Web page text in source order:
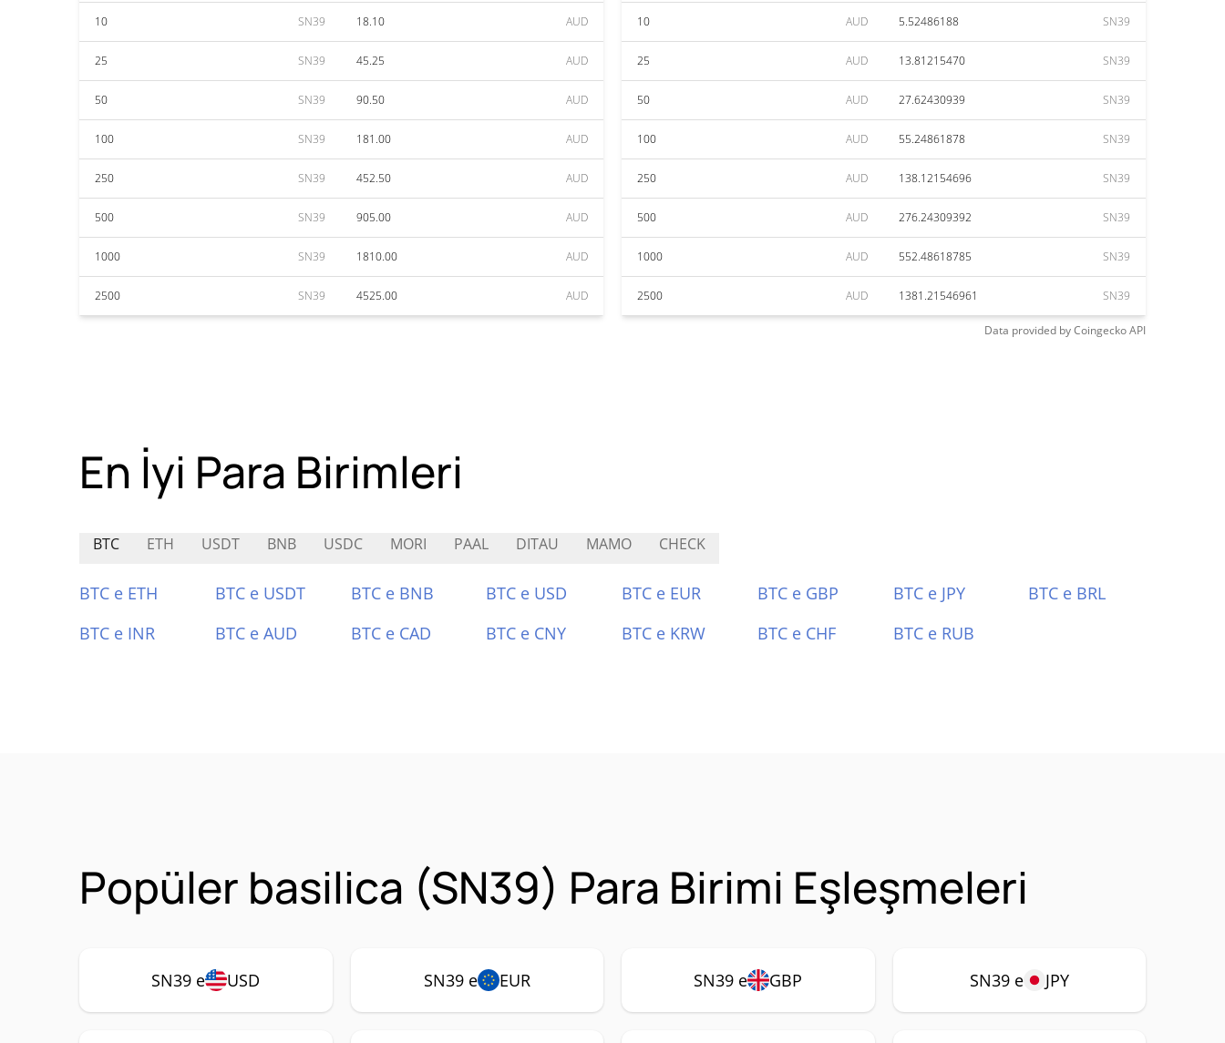
10 SN39 18.10 AUD
25 SN39 45.25 AUD
50 SN39 90.50 AUD
100 SN39 181.00 AUD
250 SN39 452.50 AUD
500 SN39 905.00 AUD
1000 SN39 1810.00 AUD
2500 SN39 4525.00 AUD
10 AUD 5.52486188 SN39
25 AUD 13.81215470 SN39
50 AUD 27.62430939 SN39
100 AUD 55.24861878 SN39
250 AUD 138.12154696 SN39
500 AUD 276.24309392 SN39
1000 AUD 552.48618785 SN39
2500 AUD 1381.21546961 SN39
Data provided byCoingeckoAPI
En İyi Para Birimleri
BTC ETH USDT BNB USDC MORI PAAL DITAU MAMO CHECK
BTC e ETH BTC e USDT BTC e BNB BTC e USD BTC e EUR BTC e GBP BTC e JPY
BTC e BRL
BTC e INR
BTC e AUD BTC e CAD BTC e CNY BTC e KRW BTC e CHF BTC e RUB
Popüler basilica (SN39) Para Birimi Eşleşmeleri
SN39 e USD SN39 e EUR SN39 e GBP SN39 e JPY